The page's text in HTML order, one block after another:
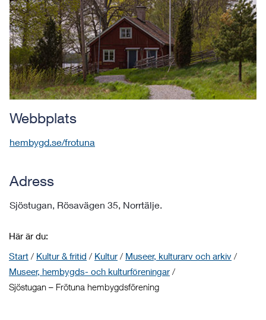
Webbplats
hembygd.se/frotuna
Adress
Sjöstugan, Rösavägen 35, Norrtälje.
Här är du:
Start / Kultur & fritid / Kultur / Museer, kulturarv och arkiv /
Museer, hembygds- och kulturföreningar /
Sjöstugan – Frötuna hembygdsförening